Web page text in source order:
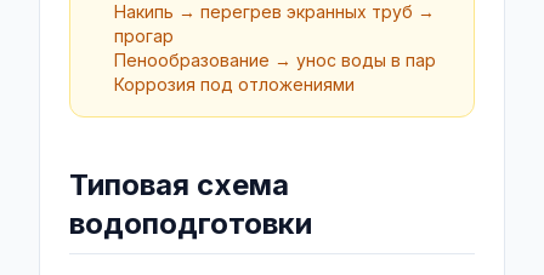
Накипь → перегрев экранных труб →
прогар
Пенообразование → унос воды в пар
Коррозия под отложениями
Типовая схема
водоподготовки